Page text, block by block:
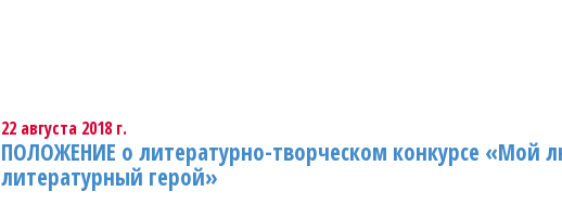
22 августа 2018 г.
ПОЛОЖЕНИЕ о литературно-творческом конкурсе «Мой
литературный герой»